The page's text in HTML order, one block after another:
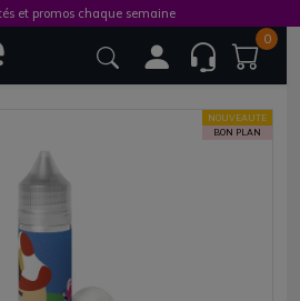
0
NOUVEAUTE
BON PLAN
et promos chaque semaine